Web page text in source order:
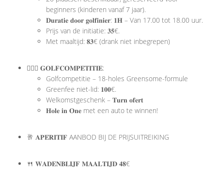
beginners (kinderen vanaf 7 jaar).
𝐃𝐮𝐫𝐚𝐭𝐢𝐞 𝐝𝐨𝐨𝐫 𝐠𝐨𝐥𝐟𝐢𝐧𝐢𝐞𝐫: 𝟏𝐇 – Van 17.00 tot 18.00 uur.
Prijs van de initiatie: 𝟑𝟓€.
Met maaltijd: 𝟖𝟑€ (drank niet inbegrepen)
🏌🏻‍♂️ 𝐆𝐎𝐋𝐅𝐂𝐎𝐌𝐏𝐄́𝐓𝐈𝐓𝐈𝐄:
Golfcompetitie – 18-holes Greensome-formule
Greenfee niet-lid: 𝟏𝟎𝟎€.
Welkomstgeschenk – 𝐓𝐮𝐫𝐧 𝐨𝐟𝐞𝐫𝐭
𝐇𝐨𝐥𝐞 𝐢𝐧 𝐎𝐧𝐞 met een auto te winnen!
🥂 𝐀𝐏𝐄́𝐑𝐈𝐓𝐈𝐅 AANBOD BIJ DE PRIJSUITREIKING
🍴 𝐖𝐀𝐃𝐄𝐍𝐁𝐋𝐈𝐉𝐅 𝐌𝐀𝐀𝐋𝐓𝐈𝐉𝐃 𝟒𝟖€